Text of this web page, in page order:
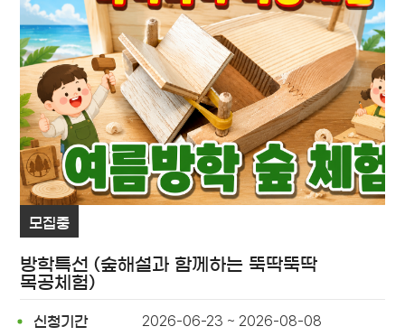
모집중
방학특선 (숲해설과 함께하는 뚝딱뚝딱
목공체험)
신청기간 2026-06-23 ~ 2026-08-08